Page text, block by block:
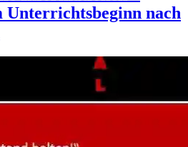
Unterrichtsbeginn nach